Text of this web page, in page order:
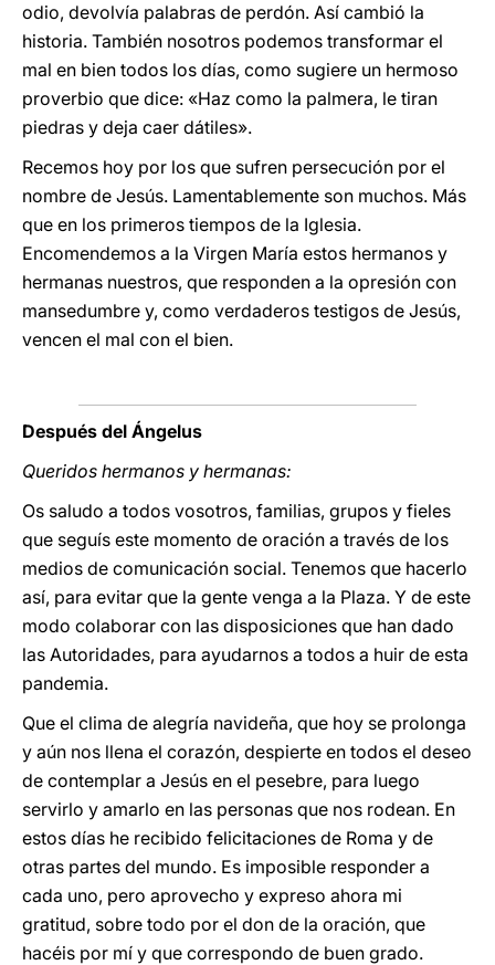
odio, devolvía palabras de perdón. Así cambió la
historia. También nosotros podemos transformar el
mal en bien todos los días, como sugiere un hermoso
proverbio que dice: «Haz como la palmera, le tiran
piedras y deja caer dátiles».
Recemos hoy por los que sufren persecución por el
nombre de Jesús. Lamentablemente son muchos. Más
que en los primeros tiempos de la Iglesia.
Encomendemos a la Virgen María estos hermanos y
hermanas nuestros, que responden a la opresión con
mansedumbre y, como verdaderos testigos de Jesús,
vencen el mal con el bien.
Después del Ángelus
Queridos hermanos y hermanas:
Os saludo a todos vosotros, familias, grupos y fieles
que seguís este momento de oración a través de los
medios de comunicación social. Tenemos que hacerlo
así, para evitar que la gente venga a la Plaza. Y de este
modo colaborar con las disposiciones que han dado
las Autoridades, para ayudarnos a todos a huir de esta
pandemia.
Que el clima de alegría navideña, que hoy se prolonga
y aún nos llena el corazón, despierte en todos el deseo
de contemplar a Jesús en el pesebre, para luego
servirlo y amarlo en las personas que nos rodean. En
estos días he recibido felicitaciones de Roma y de
otras partes del mundo. Es imposible responder a
cada uno, pero aprovecho y expreso ahora mi
gratitud, sobre todo por el don de la oración, que
hacéis por mí y que correspondo de buen grado.